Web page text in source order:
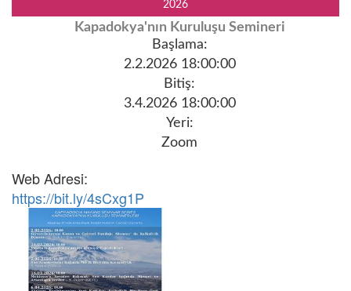
2026
Kapadokya'nın Kuruluşu Semineri
Başlama:
2.2.2026 18:00:00
Bitiş:
3.4.2026 18:00:00
Yeri:
Zoom
Web Adresi:
https://bit.ly/4sCxg1P